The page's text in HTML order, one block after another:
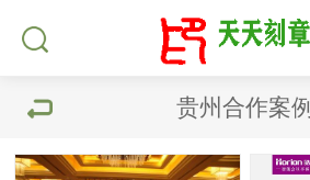
贵州合作案例